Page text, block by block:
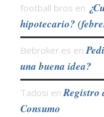
football bros en
hipotecario?
Bebroker.es en
una buena idea?
Tadosi enRegistro
Consumo